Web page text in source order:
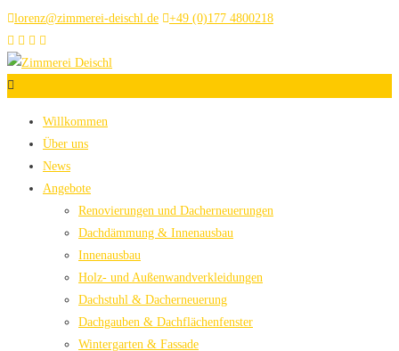
lorenz@zimmerei-deischl.de +49 (0)177 4800218
Willkommen
Über uns
News
Angebote
Renovierungen und Dacherneuerungen
Dachdämmung & Innenausbau
Innenausbau
Holz- und Außenwandverkleidungen
Dachstuhl & Dacherneuerung
Dachgauben & Dachflächenfenster
Wintergarten & Fassade